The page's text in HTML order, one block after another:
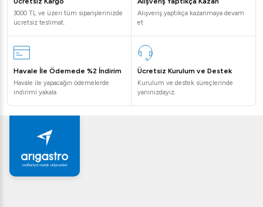
1. Bu ızgara için özel bir kurulum gerektiriyor mu?
Hayır, Öztiryakiler Izgara Davlumbazlı Kömürlü 100x50
cm, kurulum gerektirmeyen, kullanıma hazır bir üründür.
2. Garantisi ne kadar süreyle geçerlidir?
Bu ürün 2 yıl garanti ile sunulmaktadır.
Evet, çıkarılabilir parçalar ve oluklu yüzey sayesinde
temizlik oldukça kolay ve pratiktir.
3000 TL ve üzeri tüm siparişlerinizde
ücretsiz teslimat.
Alışveriş yaptıkça kazanmaya devam
et
Havale İle Ödemede %2 İndirim
Havale ile yapacağın ödemelerde
indirimi yakala
Ücretsiz Kurulum ve Destek
Kurulum ve destek süreçlerinde
yanınızdayız.